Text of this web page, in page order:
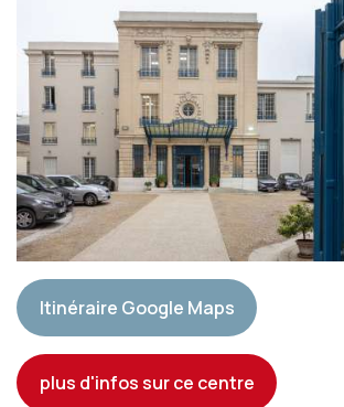
Itinéraire Google Maps
plus d'infos sur ce centre